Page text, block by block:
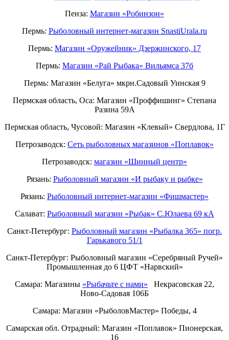
Пенза: Магазин «Робинзон»
Пермь: Рыболовный интернет-магазин SnastiUrala.ru
Пермь: Магазин «Оружейник» Дзержинского, 17
Пермь: Магазин «Рай Рыбака» Вильямса 37б
Пермь: Магазин «Белуга» мкрн.Садовый Уинская 9
Пермская область, Оса: Магазин «Проффишинг» Степана
Разина 59А
Пермская область, Чусовой: Магазин «Клевый» Свердлова, 1Г
Петрозаводск: Сеть рыболовных магазинов «Поплавок»
Петрозаводск: магазин «Шинный центр»
Рязань: Рыболовный магазин «И рыбаку и рыбке»
Рязань: Рыболовный интернет-магазин «Фишмастер»
Салават: Рыболовный магазин «Рыбак» С.Юлаева 69 кА
Санкт-Петербург: Рыболовный магазин «Рыбалка 365» погр.
Гарькавого 51/1
Санкт-Петербург: Рыболовный магазин «Серебряный Ручей»
Промышленная до 6 ЦФТ «Нарвский»
Самара: Магазины «Рыбачьте с нами» Некрасовская 22,
Ново-Садовая 106Б
Самара: Магазин «РыболовМастер» Победы, 4
Самарская обл. Отрадный: Магазин «Поплавок» Пионерская,
16